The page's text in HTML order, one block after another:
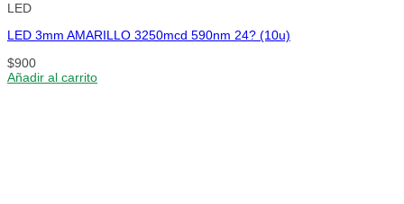
LED
LED 3mm AMARILLO 3250mcd 590nm 24? (10u)
$900
Añadir al carrito